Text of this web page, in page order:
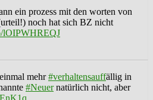
ein prozess mit den worten von
noch hat sich BZ nicht
lOIPWHREQJ
mehr#verhaltensauffällig in
#Neuernatürlich nicht, aber